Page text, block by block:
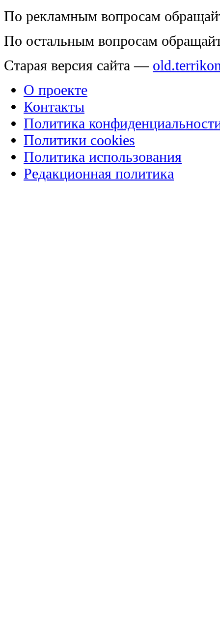
По рекламным вопросам
По остальным вопросам
Старая версия сайта —
О проекте
Контакты
Политика
Политики cookies
Политика использования
Редакционная политика